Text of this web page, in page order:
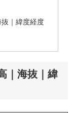
｜緯度経度
｜海抜｜緯